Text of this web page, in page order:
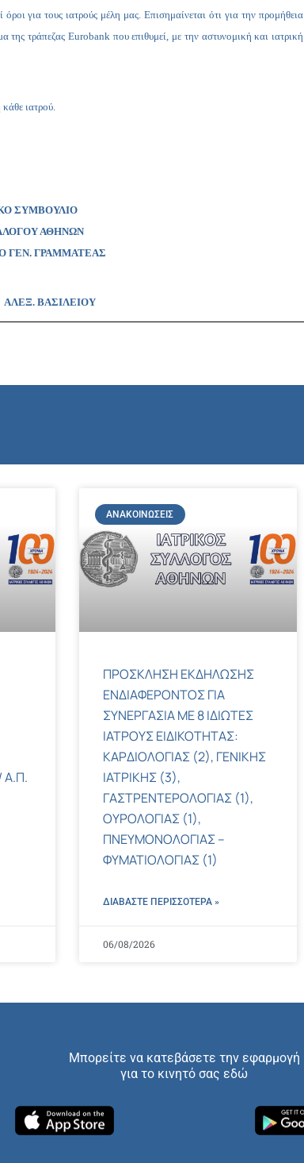
για τους ιατρούς μέλη μας. Επισημαίνεται ότι για την προμήθεια
της τράπεζας Eurobank που επιθυμεί, με την αστυνομική και ιατρική
κάθε ιατρού.
ΣΥΜΒΟΥΛΙΟ
ΑΘΗΝΩΝ
ΓΡΑΜΜΑΤΕΑΣ
ΑΛΕΞ. ΒΑΣΙΛΕΙΟΥ
Α.Π.
ΑΝΑΚΟΙΝΏΣΕΙΣ
ΠΡΟΣΚΛΗΣΗ ΕΚΔΗΛΩΣΗΣ
ΕΝΔΙΑΦΕΡΟΝΤΟΣ ΓΙΑ
ΣΥΝΕΡΓΑΣΙΑ ΜΕ 8 ΙΔΙΩΤΕΣ
ΙΑΤΡΟΥΣ ΕΙΔΙΚΟΤΗΤΑΣ:
ΚΑΡΔΙΟΛΟΓΙΑΣ (2), ΓΕΝΙΚΗΣ
ΙΑΤΡΙΚΗΣ (3),
ΓΑΣΤΡΕΝΤΕΡΟΛΟΓΙΑΣ (1),
ΟΥΡΟΛΟΓΙΑΣ (1),
ΠΝΕΥΜΟΝΟΛΟΓΙΑΣ –
ΦΥΜΑΤΙΟΛΟΓΙΑΣ (1)
ΔΙΑΒΑΣΤΕ ΠΕΡΙΣΣΌΤΕΡΑ »
06/08/2026
Μπορείτε να κατεβάσετε την εφαρμογή
για το κινητό σας εδώ